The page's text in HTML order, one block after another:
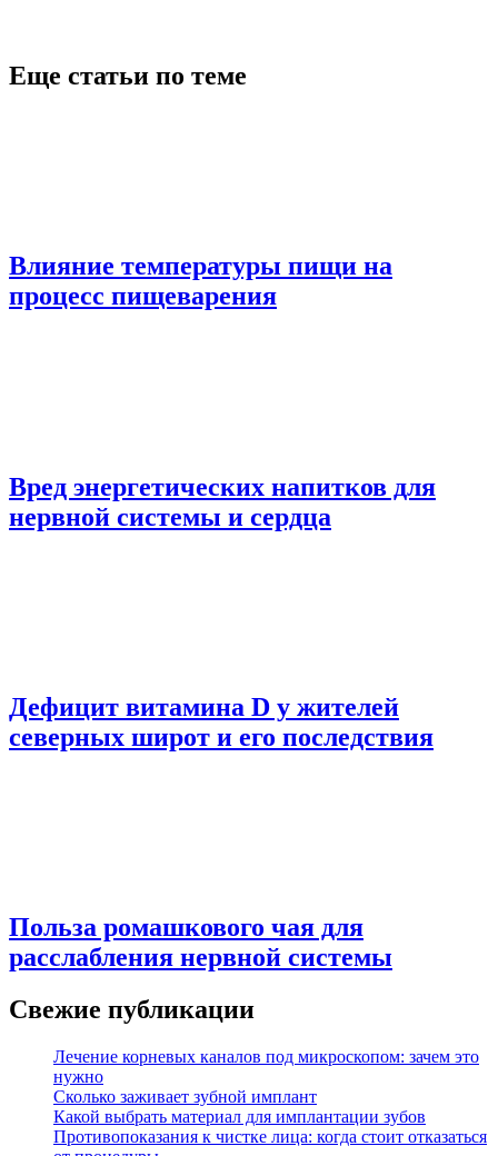
Еще статьи по теме
Влияние температуры пищи на
процесс пищеварения
Вред энергетических напитков для
нервной системы и сердца
Дефицит витамина D у жителей
северных широт и его последствия
Польза ромашкового чая для
расслабления нервной системы
Свежие публикации
Лечение корневых каналов под микроскопом: зачем это
нужно
Сколько заживает зубной имплант
Какой выбрать материал для имплантации зубов
Противопоказания к чистке лица: когда стоит отказаться